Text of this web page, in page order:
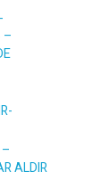
–
ALDIR